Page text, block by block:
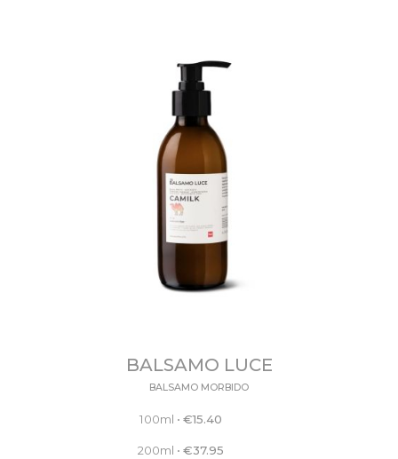
BALSAMO LUCE
BALSAMO MORBIDO
100ml •€15.40
200ml •€37.95